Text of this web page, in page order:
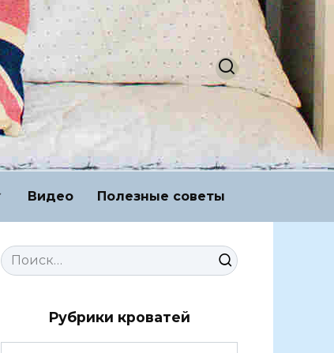
Видео Полезные советы
Search
for:
Рубрики кроватей